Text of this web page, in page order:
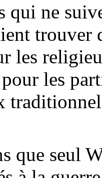
qui ne
trouver
les
les
que seul